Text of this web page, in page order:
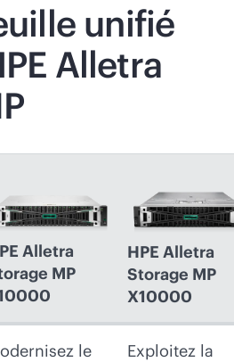
unifié
Alletra
Alletra
MP
HPE Alletra
Storage MP
X10000
le
Exploitez la